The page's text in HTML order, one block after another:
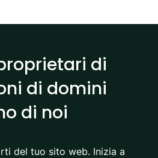
di
di domini
di noi
del tuo sito web. Inizia a